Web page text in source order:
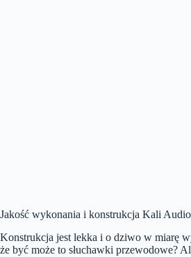
Jakość wykonania i konstrukcja Kali
Konstrukcja jest lekka i o dziwo w miarę
że być może to słuchawki przewodowe?